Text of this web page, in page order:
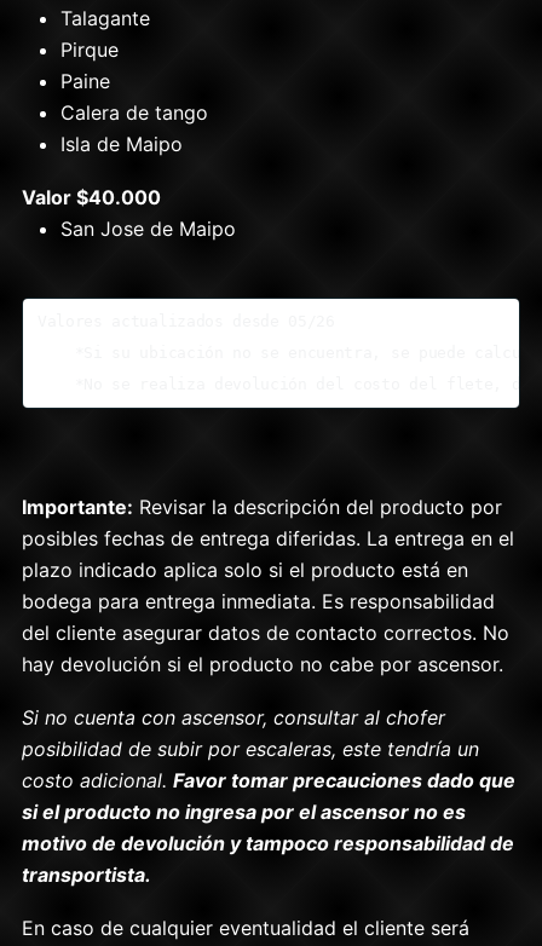
Talagante
Pirque
Paine
Calera de tango
Isla de Maipo
Valor $40.000
San Jose de Maipo
Importante: Revisar la descripción del producto por
posibles fechas de entrega diferidas. La entrega en el
plazo indicado aplica solo si el producto está en
bodega para entrega inmediata. Es responsabilidad
del cliente asegurar datos de contacto correctos. No
hay devolución si el producto no cabe por ascensor.
Si no cuenta con ascensor, consultar al chofer
posibilidad de subir por escaleras, este tendría un
costo adicional. Favor tomar precauciones dado que
si el producto no ingresa por el ascensor no es
motivo de devolución y tampoco responsabilidad de
transportista.
En caso de cualquier eventualidad el cliente será